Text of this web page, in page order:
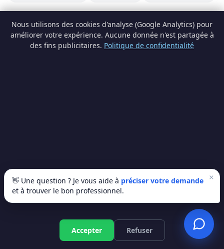
Nous utilisons des cookies d'analyse (Google Analytics) pour
améliorer votre expérience. Aucune donnée n'est partagée à
des fins publicitaires. Politique de confidentialité
Accepter Refuser
🗺️ Provinces limitrophes
lancez votre projet
Recevez 3 devis gratuits de professionnels
enregistrés à Eupen et en Liège. Sans
engagement.
×
👋 Une question ? Je vous aide à préciser votre demande
et à trouver le bon professionnel.